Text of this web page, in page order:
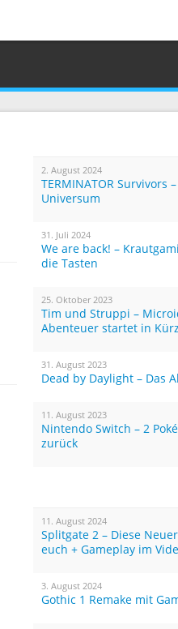
2. August 2024
TERMINATOR Survivors
Universum
31. Juli 2024
We are back! –
die Tasten
25. Oktober 2023
Tim und Struppi –
Abenteuer startet in
31. August 2023
Dead by Daylight – Das
11. August 2023
Nintendo Switch – 2
zurück
11. August 2024
Splitgate 2 – Diese
euch + Gameplay im
3. August 2024
Gothic 1 Remake mit